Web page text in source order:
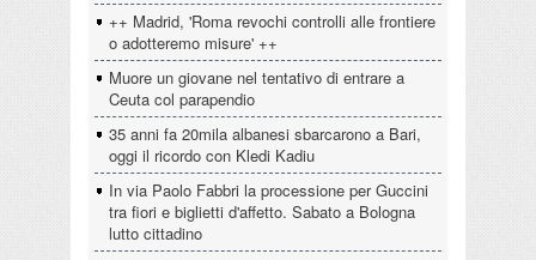
++ Madrid, 'Roma revochi controlli alle frontiere
o adotteremo misure' ++
Muore un giovane nel tentativo di entrare a
Ceuta col parapendio
35 anni fa 20mila albanesi sbarcarono a Bari,
oggi il ricordo con Kledi Kadiu
In via Paolo Fabbri la processione per Guccini
tra fiori e biglietti d'affetto. Sabato a Bologna
lutto cittadino